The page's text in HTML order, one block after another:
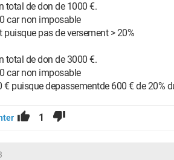
total de don de 1000 €.
car non imposable
puisque pas de versement > 20%
total de don de 3000 €.
car non imposable
€ puisque depassementde 600 € de 20%
1